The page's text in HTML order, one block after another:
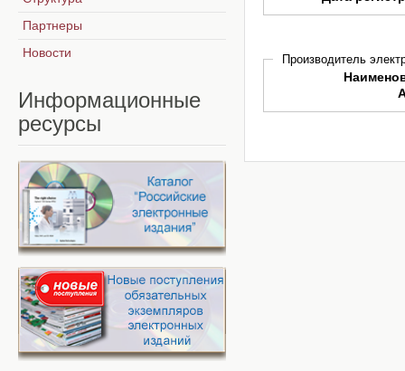
Производитель
Партнеры
Новости
Информационные
ресурсы